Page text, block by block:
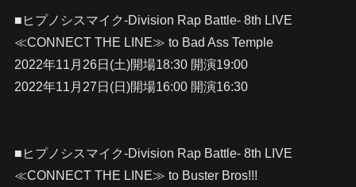
■ヒプノシスマイク-Division Rap Battle- 8th LIVE
≪CONNECT THE LINE≫ to Bad Ass Temple
2022年11月26日(土)開場18:30 開演19:00
2022年11月27日(日)開場16:00 開演16:30
■ヒプノシスマイク-Division Rap Battle- 8th LIVE
≪CONNECT THE LINE≫ to Buster Bros!!!